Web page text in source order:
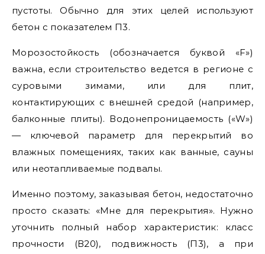
пустоты. Обычно для этих целей используют
бетон с показателем П3.
Морозостойкость (обозначается буквой «F»)
важна, если строительство ведется в регионе с
суровыми зимами, или для плит,
контактирующих с внешней средой (например,
балконные плиты). Водонепроницаемость («W»)
— ключевой параметр для перекрытий во
влажных помещениях, таких как ванные, сауны
или неотапливаемые подвалы.
Именно поэтому, заказывая бетон, недостаточно
просто сказать: «Мне для перекрытия». Нужно
уточнить полный набор характеристик: класс
прочности (В20), подвижность (П3), а при